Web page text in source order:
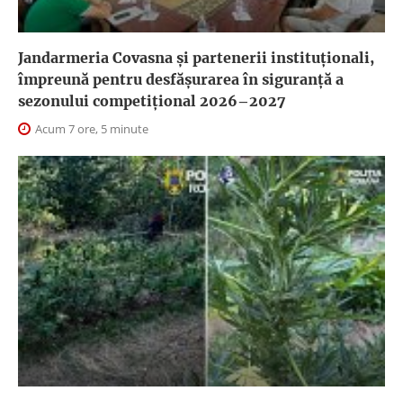
Jandarmeria Covasna și partenerii instituționali,
împreună pentru desfășurarea în siguranță a
sezonului competițional 2026–2027
Acum 7 ore, 5 minute